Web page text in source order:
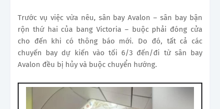
Trước vụ việc vừa nêu, sân bay Avalon – sân bay bận
rộn thứ hai của bang Victoria – buộc phải đóng cửa
cho đến khi có thông báo mới. Do đó, tất cả các
chuyến bay dự kiến vào tối 6/3 đến/đi từ sân bay
Avalon đều bị hủy và buộc chuyển hướng.